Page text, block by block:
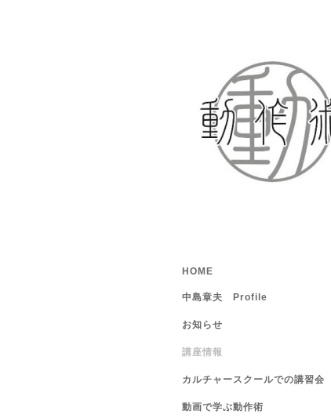
HOME
中島章夫 Profile
お知らせ
講座情報
カルチャースクールでの講習会
動画で学ぶ動作術